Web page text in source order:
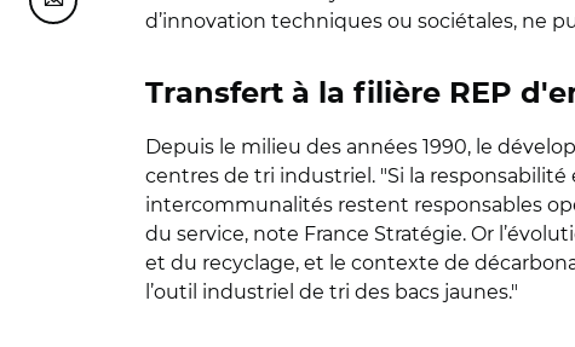
Partager cette page sur Courriel
d’innovation techniques ou sociétales, ne
Transfert à la filière REP
Depuis le milieu des années 1990, le
centres de tri industriel. "Si la
intercommunalités restent responsables
du service, note France Stratégie. Or
et du recyclage, et le contexte de
l’outil industriel de tri des bacs jaunes."